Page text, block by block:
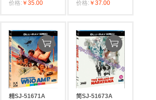
价格: ￥35.00
价格: ￥37.00
精SJ-51671A
简SJ-51673A